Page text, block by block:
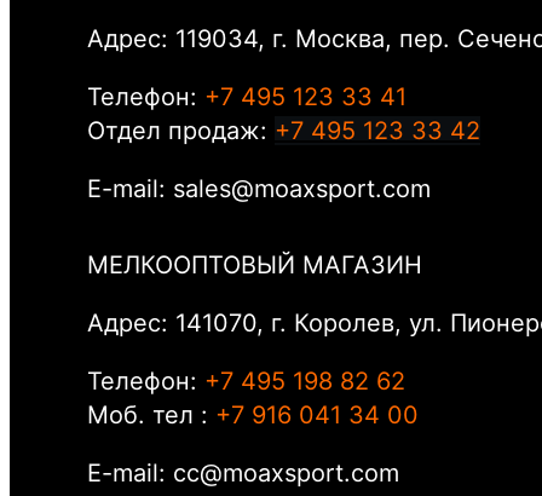
Адрес: 119034, г. Москва, пер.
Телефон: +7 495 123 33 41
Отдел продаж: +7 495 123 33 42
E-mail: sales@moaxsport.com
МЕЛКООПТОВЫЙ МАГАЗИН
Адрес: 141070, г. Королев, ул.
Телефон: +7 495 198 82 62
Моб. тел : +7 916 041 34 00
E-mail: cc@moaxsport.com